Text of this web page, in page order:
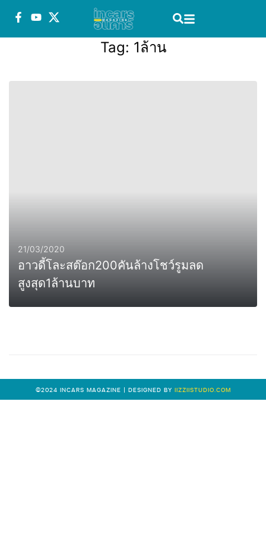
Tag: 1ล้าน
21/03/2020
อาวดี้โละสต๊อก200คันล้างโชว์รูมลด
สูงสุด1ล้านบาท
0
©2024 INCARS MAGAZINE | DESIGNED BY IIZZIISTUDIO.COM